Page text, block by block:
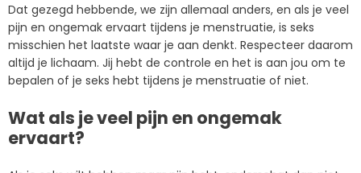
Dat gezegd hebbende, we zijn allemaal anders, en als je veel
pijn en ongemak ervaart tijdens je menstruatie, is seks
misschien het laatste waar je aan denkt. Respecteer daarom
altijd je lichaam. Jij hebt de controle en het is aan jou om te
bepalen of je seks hebt tijdens je menstruatie of niet.
Wat als je veel pijn en ongemak
ervaart?